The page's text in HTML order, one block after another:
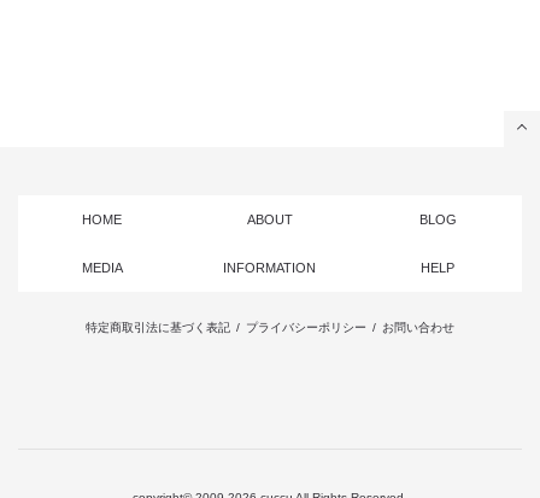
HOME ABOUT BLOG
MEDIA INFORMATION HELP
特定商取引法に基づく表記 / プライバシーポリシー / お問い合わせ